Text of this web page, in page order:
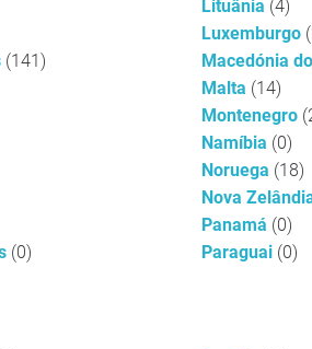
(141)
(0)
Lituânia (4)
Luxemburgo
Macedónia
Malta (14)
Montenegro
Namíbia (0)
Noruega (18)
Nova
Panamá (0)
Paraguai (0)